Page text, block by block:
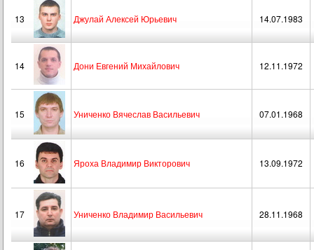
13 Джулай Алексей Юрьевич 14.07.1983
14 Дони Евгений Михайлович 12.11.1972
15 Униченко Вячеслав Васильевич 07.01.1968
16 Яроха Владимир Викторович 13.09.1972
17 Униченко Владимир Васильевич 28.11.1968